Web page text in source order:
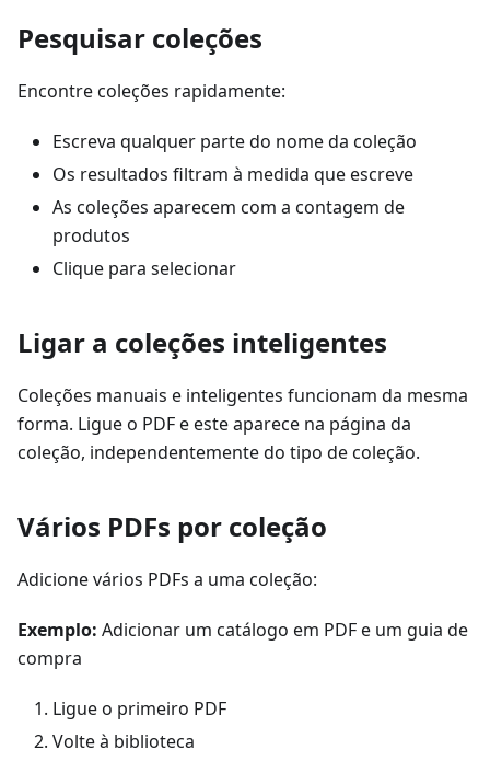
Pesquisar coleções
Encontre coleções rapidamente:
Escreva qualquer parte do nome da coleção
Os resultados filtram à medida que escreve
As coleções aparecem com a contagem de
produtos
Clique para selecionar
Ligar a coleções inteligentes
Coleções manuais e inteligentes funcionam da mesma
forma. Ligue o PDF e este aparece na página da
coleção, independentemente do tipo de coleção.
Vários PDFs por coleção
Adicione vários PDFs a uma coleção:
Exemplo: Adicionar um catálogo em PDF e um guia de
compra
Ligue o primeiro PDF
Volte à biblioteca